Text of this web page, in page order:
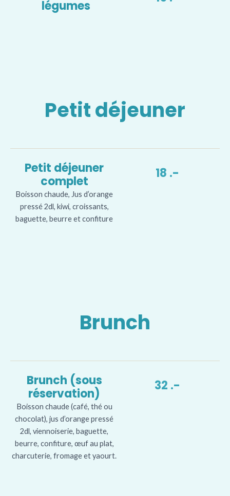
légumes
Petit déjeuner
Petit déjeuner
complet
Boisson chaude, Jus d’orange
pressé 2dl, kiwi, croissants,
baguette, beurre et confiture
18 .-
Brunch
Brunch (sous
réservation)
Boisson chaude (café, thé ou
chocolat), jus d’orange pressé
2dl, viennoiserie, baguette,
beurre, confiture, œuf au plat,
charcuterie, fromage et yaourt.
32 .-